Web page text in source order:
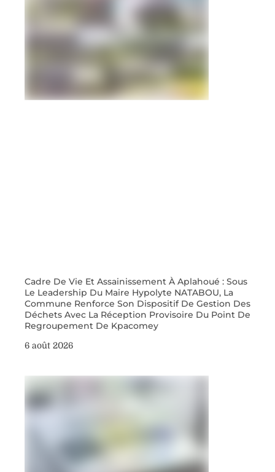
Cadre De Vie Et Assainissement À Aplahoué : Sous
Le Leadership Du Maire Hypolyte NATABOU, La
Commune Renforce Son Dispositif De Gestion Des
Déchets Avec La Réception Provisoire Du Point De
Regroupement De Kpacomey
6 août 2026